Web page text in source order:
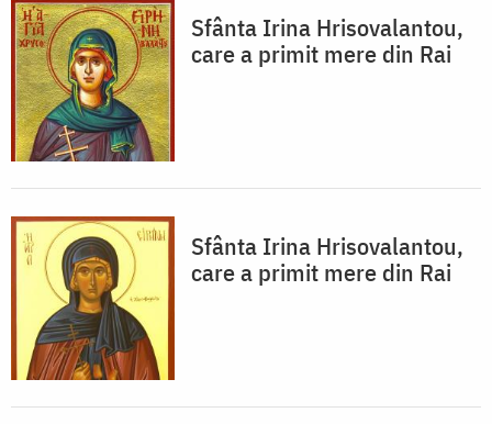
Sfânta Irina Hrisovalantou,
care a primit mere din Rai
Sfânta Irina Hrisovalantou,
care a primit mere din Rai